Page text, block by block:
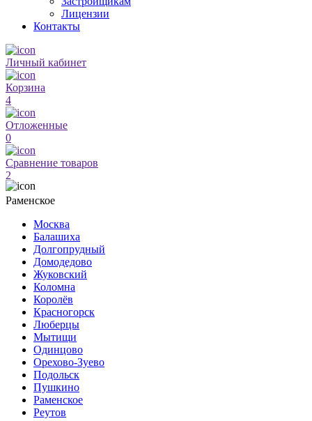
Лицензии
Контакты
Личный кабинет
Корзина
4
Отложенные
0
Сравнение товаров
2
Раменское
Москва
Балашиха
Долгопрудный
Домодедово
Жуковский
Коломна
Королёв
Красногорск
Люберцы
Мытищи
Одинцово
Орехово-Зуево
Подольск
Пушкино
Раменское
Реутов